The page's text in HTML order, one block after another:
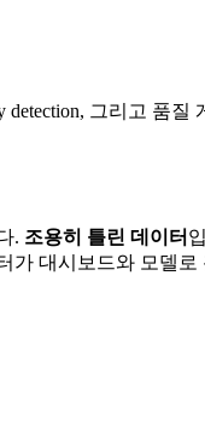
그리고 품질
. 조용히 틀린 데이터
대시보드와 모델로